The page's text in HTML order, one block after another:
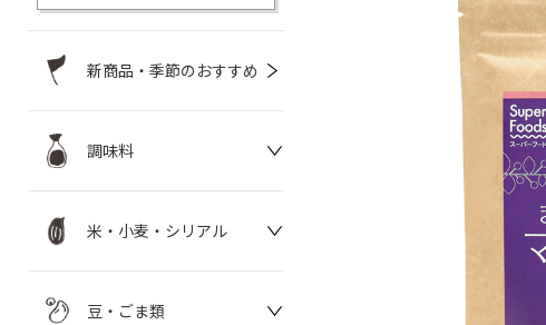
新商品・季節のおすすめ
調味料
米・小麦・シリアル
豆・ごま類